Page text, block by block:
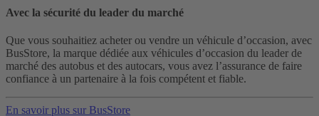
Avec la sécurité du leader du marché
Que vous souhaitiez acheter ou vendre un véhicule d’occasion, avec
BusStore, la marque dédiée aux véhicules d’occasion du leader de
marché des autobus et des autocars, vous avez l’assurance de faire
confiance à un partenaire à la fois compétent et fiable.
En savoir plus sur BusStore